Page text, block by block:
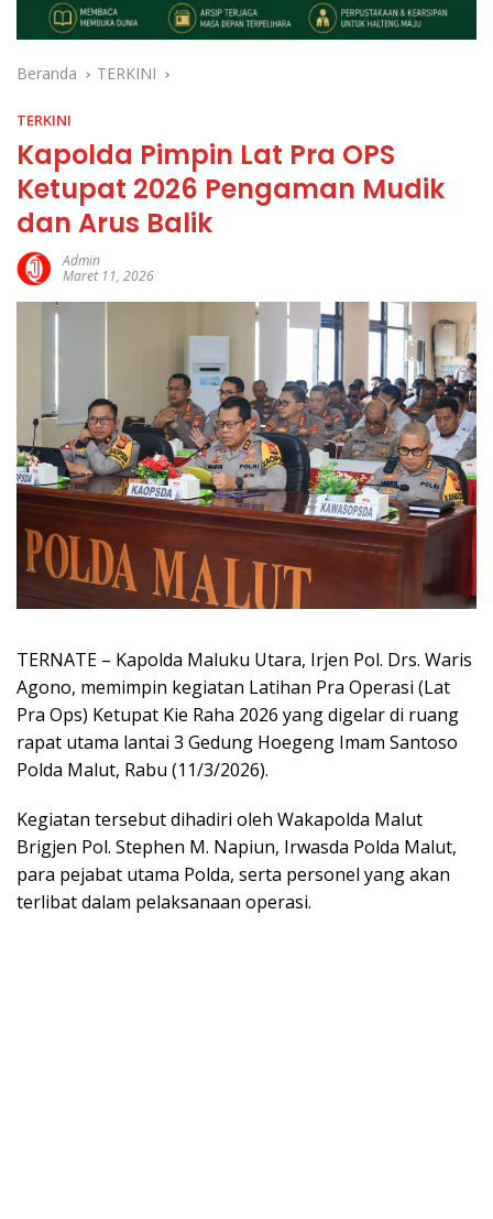
Beranda TERKINI
TERKINI
Kapolda Pimpin Lat Pra OPS
Ketupat 2026 Pengaman Mudik
dan Arus Balik
Admin
Maret 11, 2026
TERNATE – Kapolda Maluku Utara, Irjen Pol. Drs. Waris
Agono, memimpin kegiatan Latihan Pra Operasi (Lat
Pra Ops) Ketupat Kie Raha 2026 yang digelar di ruang
rapat utama lantai 3 Gedung Hoegeng Imam Santoso
Polda Malut, Rabu (11/3/2026).
Kegiatan tersebut dihadiri oleh Wakapolda Malut
Brigjen Pol. Stephen M. Napiun, Irwasda Polda Malut,
para pejabat utama Polda, serta personel yang akan
terlibat dalam pelaksanaan operasi.